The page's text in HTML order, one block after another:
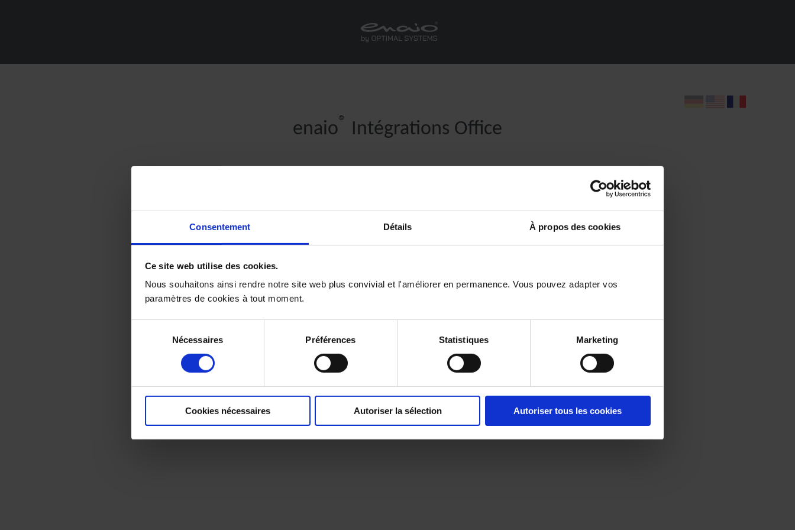
Consentement Détails À propos des cookies
Ce site web utilise des cookies.
Nous souhaitons ainsi rendre notre site web plus convivial et l'améliorer en permanence. Vous pouvez adapter vos
paramètres de cookies à tout moment.
consentement
Nécessaires Préférences Statistiques Marketing
Cookies nécessaires Autoriser la sélection Autoriser tous les cookies
enaio® Intégrations Office
Office-365-Integration(en anglais)
data-transfer (Datenübernahme)(en allemand)